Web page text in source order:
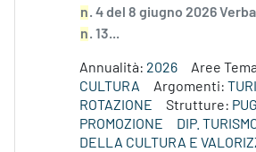
n. 4 del 8 giugno 2026
n. 13...
Annualità: 2026 Aree
CULTURA
Argomenti:
ROTAZIONE
Strutture:
PROMOZIONE
DIP.
DELLA CULTURA E